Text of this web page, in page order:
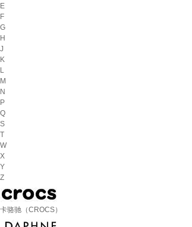
E
F
G
H
J
K
L
M
N
P
Q
S
T
W
X
Y
Z
卡骆驰（CROCS）